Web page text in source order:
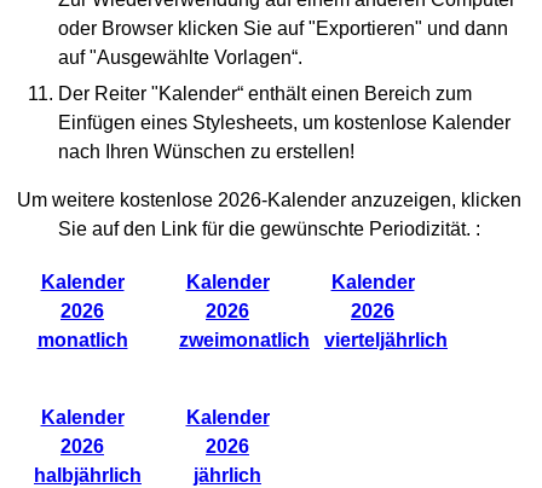
oder Browser klicken Sie auf "Exportieren" und dann
auf "Ausgewählte Vorlagen“.
Der Reiter "Kalender“ enthält einen Bereich zum
Einfügen eines Stylesheets, um kostenlose Kalender
nach Ihren Wünschen zu erstellen!
Um weitere kostenlose 2026-Kalender anzuzeigen, klicken
Sie auf den Link für die gewünschte Periodizität. :
Kalender
2026
monatlich
Kalender
2026
zweimonatlich
Kalender
2026
vierteljährlich
Kalender
2026
halbjährlich
Kalender
2026
jährlich